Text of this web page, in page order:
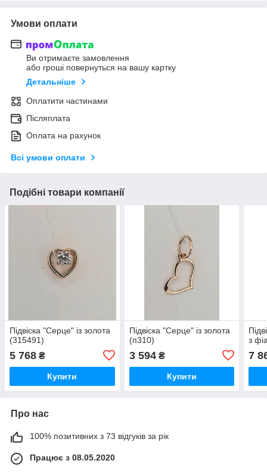
Умови оплати
Ви отримаєте замовлення
або гроші повернуться на вашу картку
Детальніше
Оплатити частинами
Післяплата
Оплата на рахунок
Всі умови оплати
Подібні товари компанії
Підвіска "Серце" із золота
(315491)
5 768 ₴
Купити
Підвіска "Серце" із золота
(п310)
3 594₴
Купити
з
7
Про нас
100% позитивних з 73 відгуків за рік
Працює з 08.05.2020